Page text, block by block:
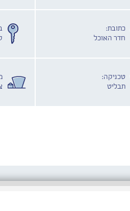
כתובת:
חדר האוכל
טכניקה:
תבליט